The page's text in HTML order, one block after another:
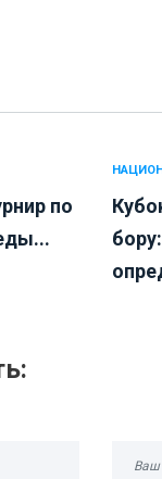
по